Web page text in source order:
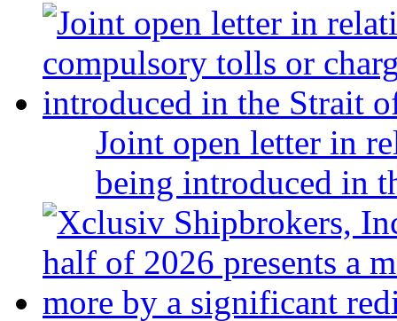
Joint open letter in
being introduced in